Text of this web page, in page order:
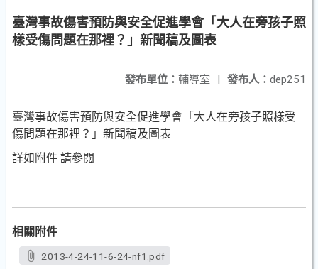
臺灣事故傷害預防與安全促進學會「大人在旁孩子照
樣受傷問題在那裡？」新聞稿及圖表
發布人： dep251
發布單位： 輔導室 |
臺灣事故傷害預防與安全促進學會「大人在旁孩子照樣受
傷問題在那裡？」新聞稿及圖表
詳如附件 請參閱
相關附件
2013-4-24-11-6-24-nf1.pdf